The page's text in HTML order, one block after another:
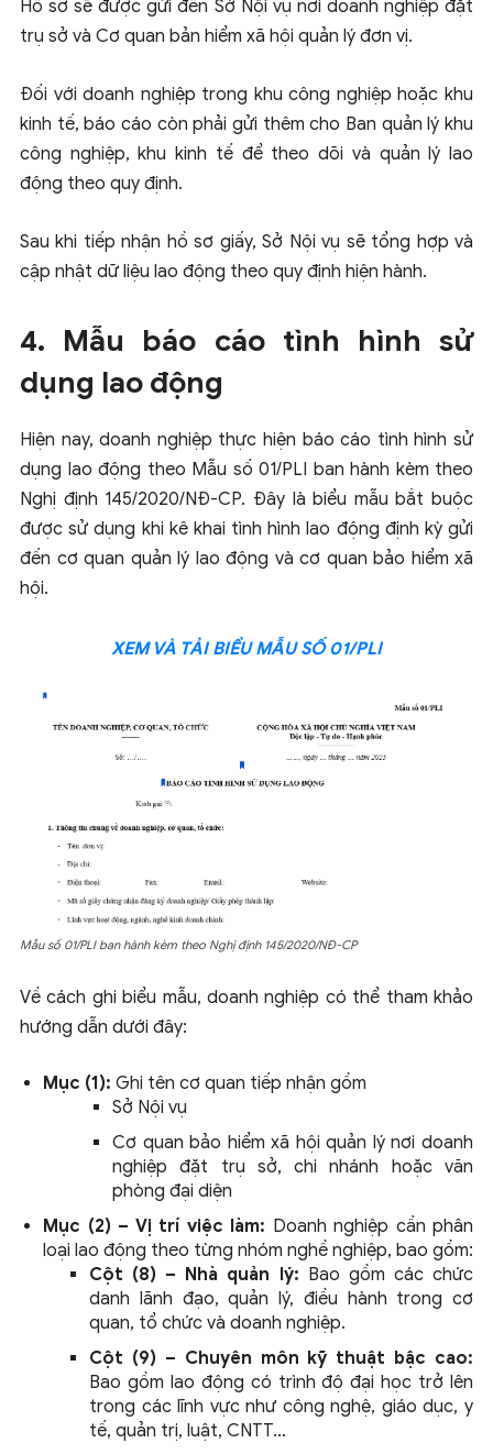
Hồ sơ sẽ được gửi đến Sở Nội vụ nơi doanh nghiệp đặt
trụ sở và Cơ quan bản hiểm xã hội quản lý đơn vị.
Đối với doanh nghiệp trong khu công nghiệp hoặc khu
kinh tế, báo cáo còn phải gửi thêm cho Ban quản lý khu
công nghiệp, khu kinh tế để theo dõi và quản lý lao
động theo quy định.
Sau khi tiếp nhận hồ sơ giấy, Sở Nội vụ sẽ tổng hợp và
cập nhật dữ liệu lao động theo quy định hiện hành.
4. Mẫu báo cáo tình hình sử
dụng lao động
Hiện nay, doanh nghiệp thực hiện báo cáo tình hình sử
dụng lao động theo Mẫu số 01/PLI ban hành kèm theo
Nghị định 145/2020/NĐ-CP. Đây là biểu mẫu bắt buộc
được sử dụng khi kê khai tình hình lao động định kỳ gửi
đến cơ quan quản lý lao động và cơ quan bảo hiểm xã
hội.
XEM VÀ TẢI BIỂU MẪU SỐ 01/PLI
Mẫu số 01/PLI ban hành kèm theo Nghị định 145/2020/NĐ-CP
Về cách ghi biểu mẫu, doanh nghiệp có thể tham khảo
hướng dẫn dưới đây:
Mục (1): Ghi tên cơ quan tiếp nhận gồm
Sở Nội vụ
Cơ quan bảo hiểm xã hội quản lý nơi doanh
nghiệp đặt trụ sở, chi nhánh hoặc văn
phòng đại diện
Mục (2) – Vị trí việc làm: Doanh nghiệp cần phân
loại lao động theo từng nhóm nghề nghiệp, bao gồm:
Cột (8) – Nhà quản lý: Bao gồm các chức
danh lãnh đạo, quản lý, điều hành trong cơ
quan, tổ chức và doanh nghiệp.
Cột (9) – Chuyên môn kỹ thuật bậc cao:
Bao gồm lao động có trình độ đại học trở lên
trong các lĩnh vực như công nghệ, giáo dục, y
tế, quản trị, luật, CNTT…